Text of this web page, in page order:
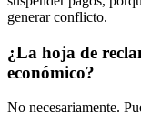
generar conflicto.
¿La hoja de
económico?
No necesariamente.